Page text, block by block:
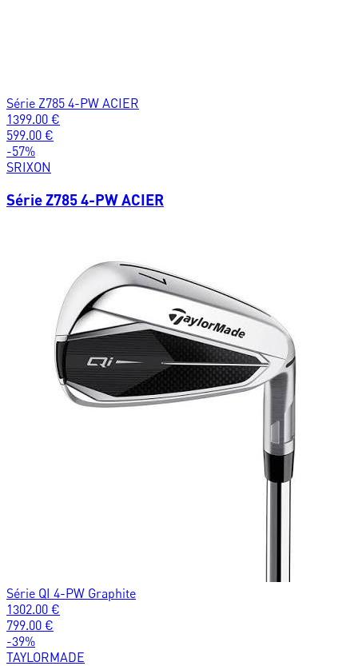
Série Z785 4-PW ACIER
1399.00 €
599.00 €
-57%
SRIXON
Série Z785 4-PW ACIER
Série QI 4-PW Graphite
1302.00 €
799.00 €
-39%
TAYLORMADE